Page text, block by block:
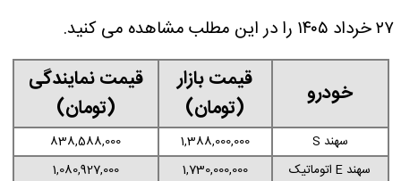
۲۷ خرداد ۱۴۰۵ را در این مطلب مشاهده می کنید.
خودرو
قیمت بازار
(تومان)
قیمت نمایندگی
(تومان)
سهند S 1,388,000,000
838,588,000
سهند E اتوماتیک
1,730,000,000
1,080,927,000